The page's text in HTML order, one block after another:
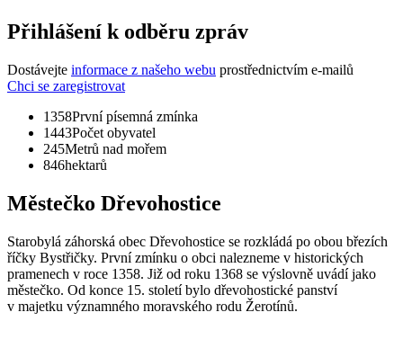
Přihlášení k odběru zpráv
Dostávejte informace z našeho webu prostřednictvím e-mailů
Chci se zaregistrovat
1358První písemná zmínka
1443Počet obyvatel
245Metrů nad mořem
846hektarů
Městečko Dřevohostice
Starobylá záhorská obec Dřevohostice se rozkládá po obou březích
říčky Bystřičky. První zmínku o obci nalezneme v historických
pramenech v roce 1358. Již od roku 1368 se výslovně uvádí jako
městečko. Od konce 15. století bylo dřevohostické panství
v majetku významného moravského rodu Žerotínů.